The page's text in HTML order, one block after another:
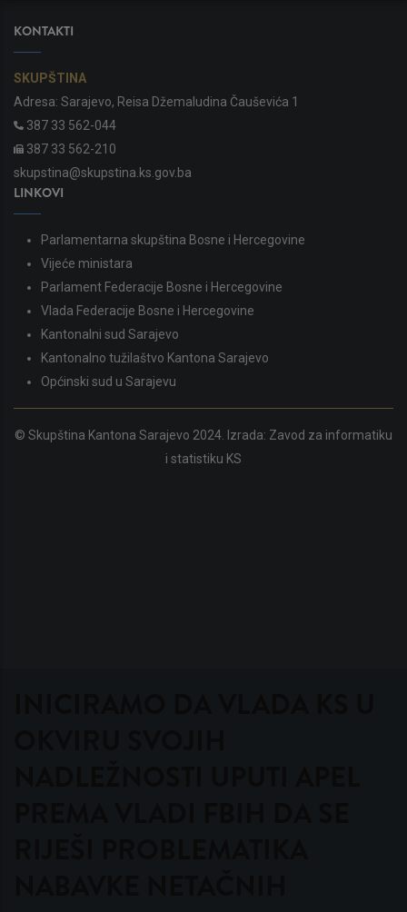
KONTAKTI
SKUPŠTINA
Adresa: Sarajevo, Reisa Džemaludina Čauševića 1
387 33 562-044
387 33 562-210
skupstina@skupstina.ks.gov.ba
LINKOVI
Parlamentarna skupština Bosne i Hercegovine
Vijeće ministara
Parlament Federacije Bosne i Hercegovine
Vlada Federacije Bosne i Hercegovine
Kantonalni sud Sarajevo
Kantonalno tužilaštvo Kantona Sarajevo
Općinski sud u Sarajevu
© Skupština Kantona Sarajevo 2024. Izrada: Zavod za informatiku
i statistiku KS